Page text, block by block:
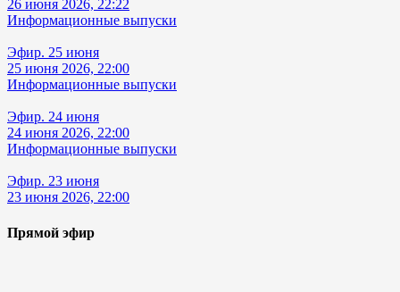
26 июня 2026, 22:22
Информационные выпуски
Эфир. 25 июня
25 июня 2026, 22:00
Информационные выпуски
Эфир. 24 июня
24 июня 2026, 22:00
Информационные выпуски
Эфир. 23 июня
23 июня 2026, 22:00
Прямой эфир